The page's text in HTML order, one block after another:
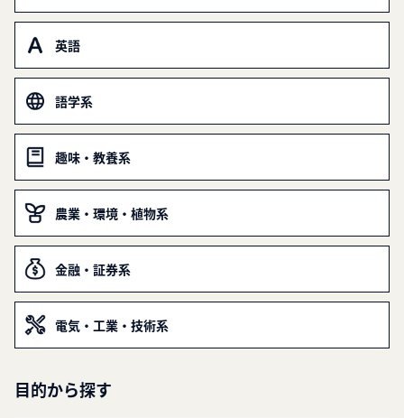
英語
語学系
趣味・教養系
農業・環境・植物系
金融・証券系
電気・工業・技術系
目的から探す